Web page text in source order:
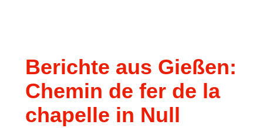
1
Berichte aus Gießen:
Chemin de fer de la
chapelle in Null